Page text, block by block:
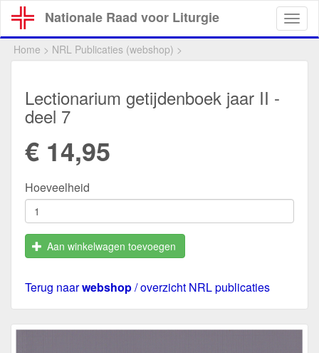
Overslaan
en
naar
Nationale Raad voor Liturgie
Home > NRL Publicaties (webshop) >
Lectionarium getijdenboek jaar II -
deel 7
€ 14,95
Hoeveelheid
Aan winkelwagen toevoegen
Terug naarwebshop/ overzicht NRL publicaties